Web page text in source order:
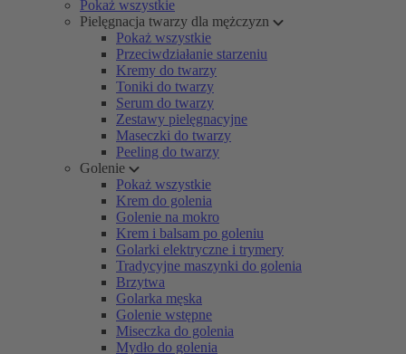
Pokaż wszystkie
Pielęgnacja twarzy dla mężczyzn
Pokaż wszystkie
Przeciwdziałanie starzeniu
Kremy do twarzy
Toniki do twarzy
Serum do twarzy
Zestawy pielęgnacyjne
Maseczki do twarzy
Peeling do twarzy
Golenie
Pokaż wszystkie
Krem do golenia
Golenie na mokro
Krem i balsam po goleniu
Golarki elektryczne i trymery
Tradycyjne maszynki do golenia
Brzytwa
Golarka męska
Golenie wstępne
Miseczka do golenia
Mydło do golenia